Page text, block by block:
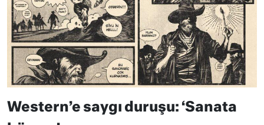
Western’e saygı duruşu: ‘Sanata